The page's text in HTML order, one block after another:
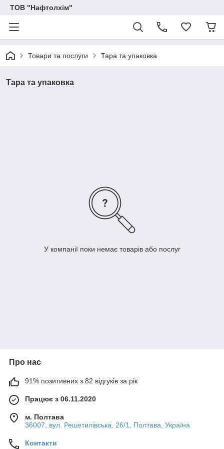
ТОВ "Нафтолхім"
Товари та послуги Тара та упаковка
Тара та упаковка
У компанії поки немає товарів або послуг
Про нас
91% позитивних з 82 відгуків за рік
Працює з 06.11.2020
м. Полтава
36007, вул. Решетилівська, 26/1, Полтава, Україна
Контакти